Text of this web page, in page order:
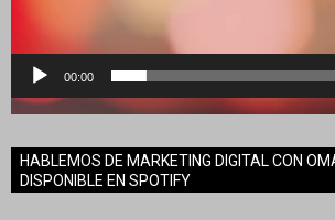
00:00
HABLEMOS DE MARKETING DIGITAL CON
DISPONIBLE EN SPOTIFY